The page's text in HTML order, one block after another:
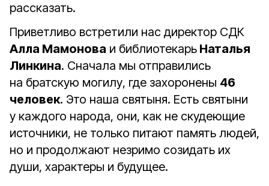
рассказать.
Приветливо встретили нас директор СДК
Алла Мамонова и библиотекарь Наталья
Линкина. Сначала мы отправились
на братскую могилу, где захоронены 46
человек. Это наша святыня. Есть святыни
у каждого народа, они, как не скудеющие
источники, не только питают память людей,
но и продолжают незримо созидать их
души, характеры и будущее.